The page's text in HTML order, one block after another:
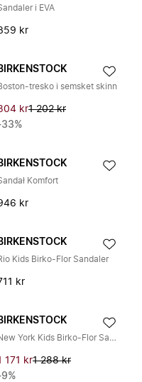
i EVA
kr
tresko i semsket skinn
kr1 202 kr
Komfort
kr
Kids Birko-Flor Sandaler
kr
New York Kids Birko-Flor Sandaler
171 kr1 288 kr